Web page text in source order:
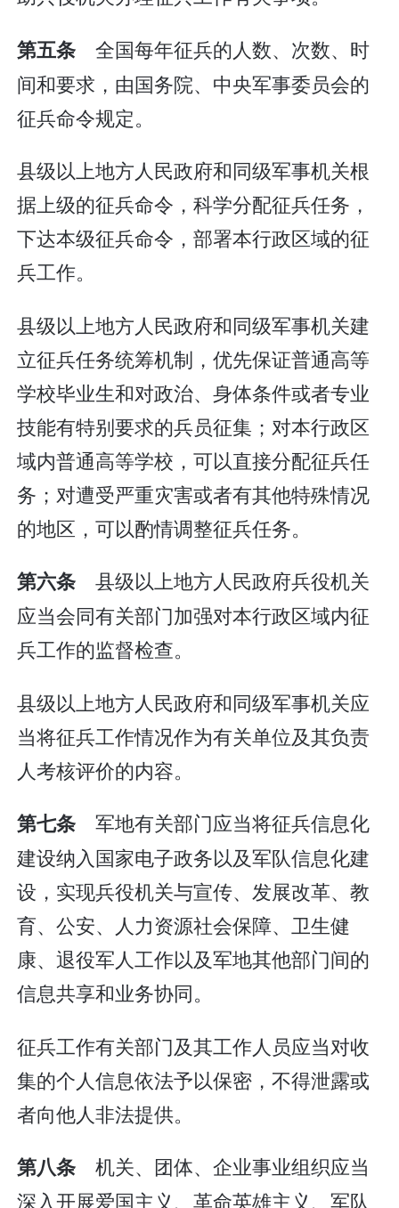
第五条 全国每年征兵的人数、次数、时
间和要求，由国务院、中央军事委员会的
征兵命令规定。
县级以上地方人民政府和同级军事机关根
据上级的征兵命令，科学分配征兵任务，
下达本级征兵命令，部署本行政区域的征
兵工作。
县级以上地方人民政府和同级军事机关建
立征兵任务统筹机制，优先保证普通高等
学校毕业生和对政治、身体条件或者专业
技能有特别要求的兵员征集；对本行政区
域内普通高等学校，可以直接分配征兵任
务；对遭受严重灾害或者有其他特殊情况
的地区，可以酌情调整征兵任务。
第六条 县级以上地方人民政府兵役机关
应当会同有关部门加强对本行政区域内征
兵工作的监督检查。
县级以上地方人民政府和同级军事机关应
当将征兵工作情况作为有关单位及其负责
人考核评价的内容。
第七条 军地有关部门应当将征兵信息化
建设纳入国家电子政务以及军队信息化建
设，实现兵役机关与宣传、发展改革、教
育、公安、人力资源社会保障、卫生健
康、退役军人工作以及军地其他部门间的
信息共享和业务协同。
征兵工作有关部门及其工作人员应当对收
集的个人信息依法予以保密，不得泄露或
者向他人非法提供。
第八条 机关、团体、企业事业组织应当
深入开展爱国主义、革命英雄主义、军队